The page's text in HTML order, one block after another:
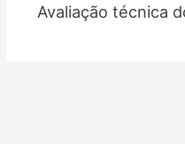
Avaliação técnica